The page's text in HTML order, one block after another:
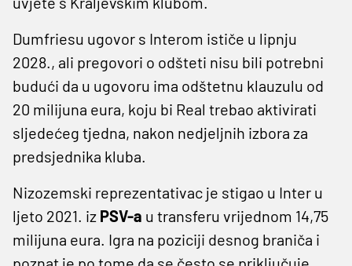
Dumfriesu ugovor s Interom ističe u lipnju
2028., ali pregovori o odšteti nisu bili potrebni
budući da u ugovoru ima odštetnu klauzulu od
20 milijuna eura, koju bi Real trebao aktivirati
sljedećeg tjedna, nakon nedjeljnih izbora za
predsjednika kluba.
Nizozemski reprezentativac je stigao u Inter u
ljeto 2021. iz PSV-a u transferu vrijednom 14,75
milijuna eura. Igra na poziciji desnog braniča i